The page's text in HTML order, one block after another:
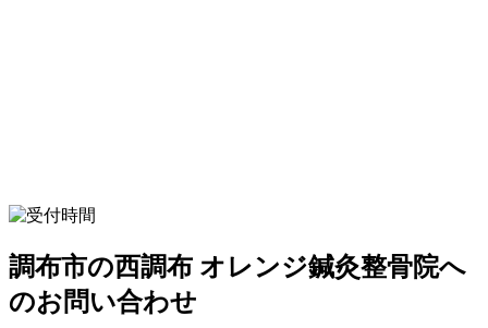
調布市の西調布 オレンジ鍼灸整骨院へ
のお問い合わせ